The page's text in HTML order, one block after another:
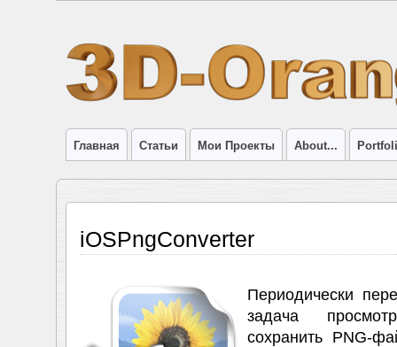
Главная Статьи Мои Проекты About...
iOSPngConverter
Периодически
задача
сохранить PNG-